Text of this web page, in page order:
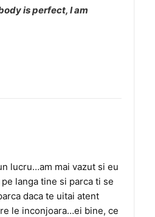
is perfect, I am
lucru…am mai vazut si eu
langa tine si parca ti se
daca te uitai atent
le inconjoara…ei bine, ce